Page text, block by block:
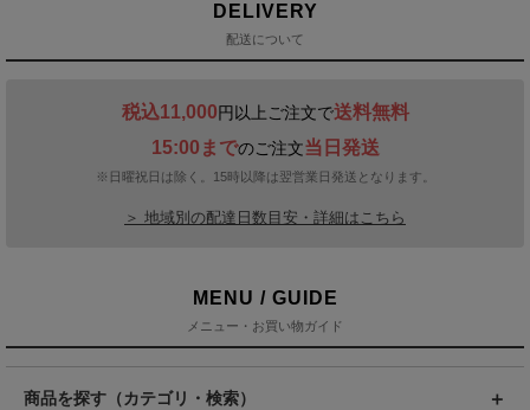
DELIVERY
配送について
税込11,000円以上ご注文で送料無料
15:00までのご注文当日発送
※日曜祝日は除く。15時以降は翌営業日発送となります。
＞ 地域別の配達日数目安・詳細はこちら
MENU / GUIDE
メニュー・お買い物ガイド
商品を探す（カテゴリ・検索）